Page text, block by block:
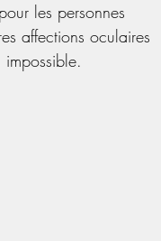
les personnes
affections oculaires